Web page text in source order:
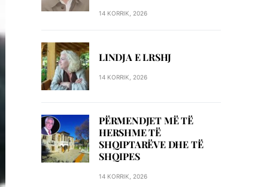
14 KORRIK, 2026
LINDJA E LRSHJ
14 KORRIK, 2026
PËRMENDJET MË TË
HERSHME TË
SHQIPTARËVE DHE TË
SHQIPES
14 KORRIK, 2026